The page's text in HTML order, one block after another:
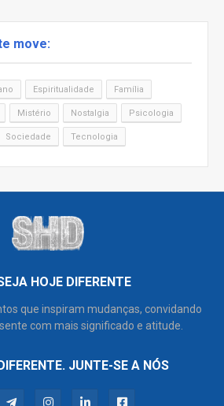
move:
Espiritualidade Família
Mistério Nostalgia Psicologia
Sociedade Tecnologia
HOJE DIFERENTE
que inspiram mudanças, convidando
com mais significado e atitude.
JUNTE-SE A NÓS